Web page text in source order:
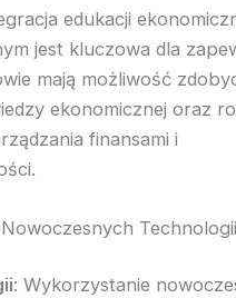
edukacji
jest kluczowa dla
mają możliwość
ekonomicznej oraz
finansami i
Technologii
: Wykorzystanie